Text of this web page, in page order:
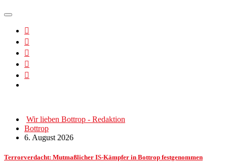
Wir lieben Bottrop - Redaktion
Bottrop
6. August 2026
Terrorverdacht: Mutmaßlicher IS-Kämpfer in Bottrop festgenommen